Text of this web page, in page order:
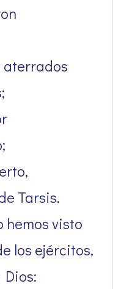
aterrados
Tarsis.
hemos visto
los ejércitos,